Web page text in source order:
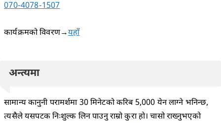
070-4078-1507
कार्यक्रमको विवरण→यहाँ
अन्त्यमा
सामान्य कानुनी परामर्शमा 30 मिनेटको करिब 5,000 येन लाग्ने भनिन्छ,
त्यसैले यसपटक निःशुल्क लिन पाउनु राम्रो कुरा हो। चासो राख्नुभएको